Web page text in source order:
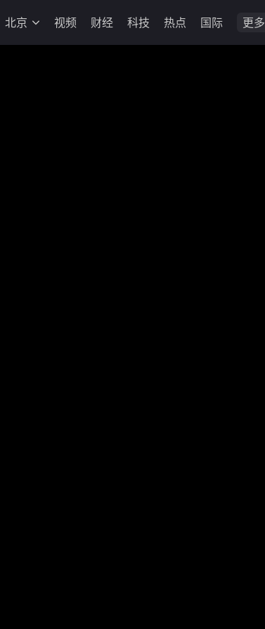
北京 视频 财经 科技 热点 国际 更多